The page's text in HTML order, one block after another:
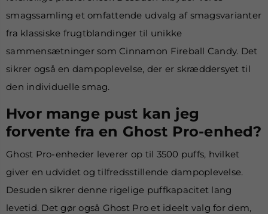
smagssamling et omfattende udvalg af smagsvarianter
fra klassiske frugtblandinger til unikke
sammensætninger som Cinnamon Fireball Candy. Det
sikrer også en dampoplevelse, der er skræddersyet til
den individuelle smag.
Hvor mange pust kan jeg
forvente fra en Ghost Pro-enhed?
Ghost Pro-enheder leverer op til 3500 puffs, hvilket
giver en udvidet og tilfredsstillende dampoplevelse.
Desuden sikrer denne rigelige puffkapacitet lang
levetid. Det gør også Ghost Pro et ideelt valg for dem,